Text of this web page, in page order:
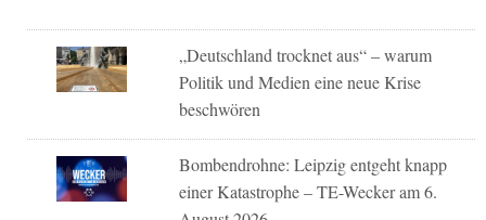
„Deutschland trocknet aus“ – warum
Politik und Medien eine neue Krise
beschwören
Bombendrohne: Leipzig entgeht knapp
einer Katastrophe – TE-Wecker am 6.